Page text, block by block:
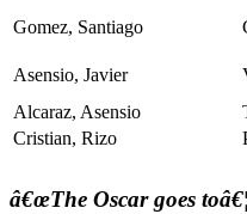
Gomez, Santiago
Asensio, Javier
Alcaraz, Asensio
Cristian, Rizo
â€œThe Oscar goes